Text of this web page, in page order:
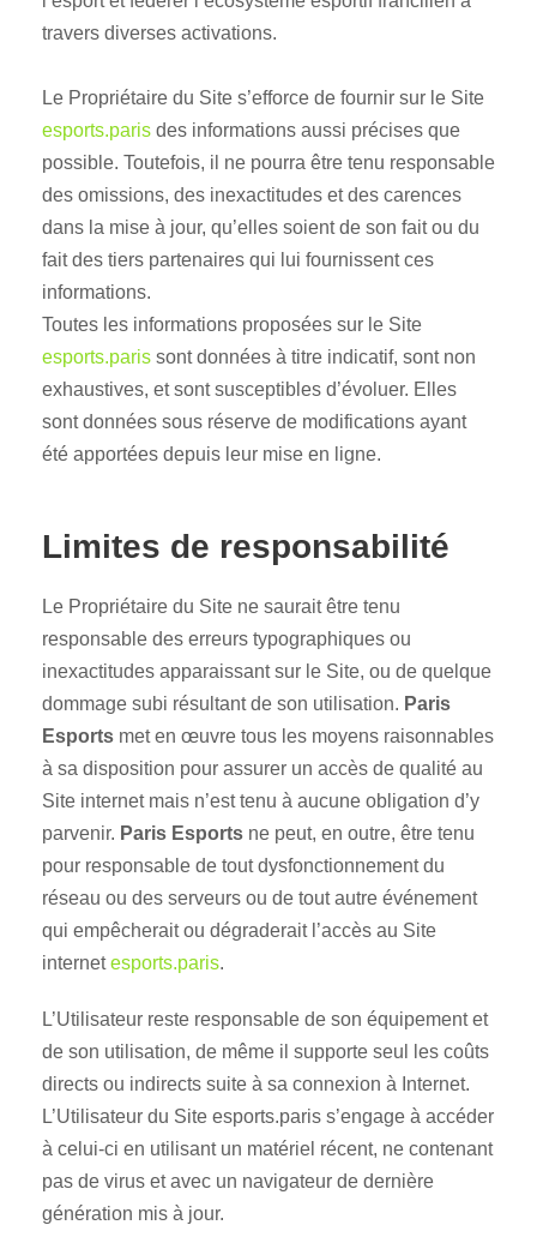
travers diverses activations.
Le Propriétaire du Site s’efforce de fournir sur le Site
esports.paris des informations aussi précises que
possible. Toutefois, il ne pourra être tenu responsable
des omissions, des inexactitudes et des carences
dans la mise à jour, qu’elles soient de son fait ou du
fait des tiers partenaires qui lui fournissent ces
informations.
Toutes les informations proposées sur le Site
esports.paris sont données à titre indicatif, sont non
exhaustives, et sont susceptibles d’évoluer. Elles
sont données sous réserve de modifications ayant
été apportées depuis leur mise en ligne.
Limites de responsabilité
Le Propriétaire du Site ne saurait être tenu
responsable des erreurs typographiques ou
inexactitudes apparaissant sur le Site, ou de quelque
dommage subi résultant de son utilisation. Paris
Esports met en œuvre tous les moyens raisonnables
à sa disposition pour assurer un accès de qualité au
Site internet mais n’est tenu à aucune obligation d’y
parvenir. Paris Esports ne peut, en outre, être tenu
pour responsable de tout dysfonctionnement du
réseau ou des serveurs ou de tout autre événement
qui empêcherait ou dégraderait l’accès au Site
internetesports.paris.
L’Utilisateur reste responsable de son équipement et
de son utilisation, de même il supporte seul les coûts
directs ou indirects suite à sa connexion à Internet.
L’Utilisateur du Site esports.paris s’engage à accéder
à celui-ci en utilisant un matériel récent, ne contenant
pas de virus et avec un navigateur de dernière
génération mis à jour.